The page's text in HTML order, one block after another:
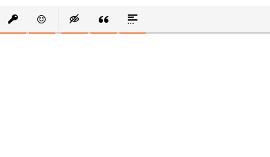
СПИСОК
ССЫЛКУ
ВСТАВИТЬ ЗАЩИЩЕННУЮ ССЫЛКУ
ВСТАВИТЬ СМАЙЛИК
ВСТАВКА СКРЫТОГО ТЕКСТА
ВСТАВКА ЦИТАТЫ
ВСТАВКА СПОЙЛЕРА